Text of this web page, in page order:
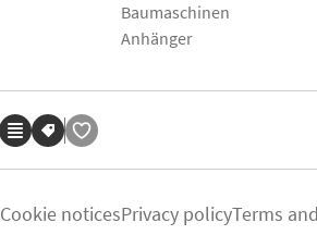
Baumaschinen
Anhänger
Cookie noticesPrivacy policyTerms